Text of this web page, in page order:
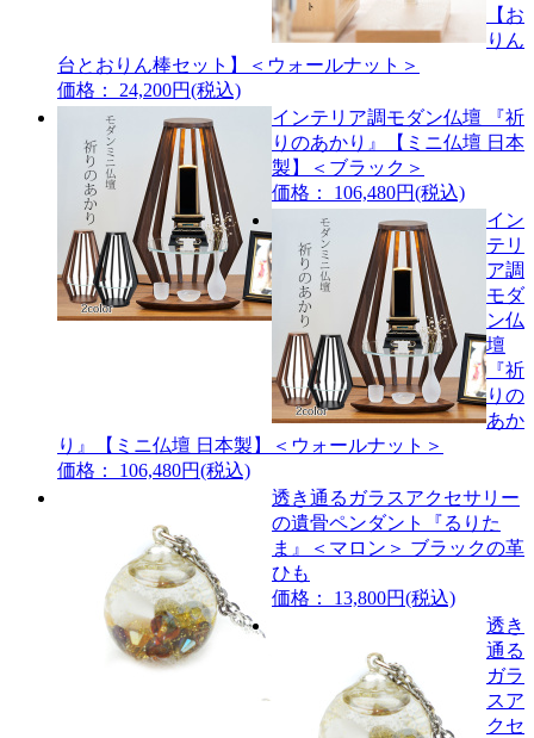
【お
りん
台とおりん棒セット】＜ウォールナット＞
価格： 24,200円(税込)
インテリア調モダン仏壇 『祈
りのあかり』【ミニ仏壇 日本
製】＜ブラック＞
価格： 106,480円(税込)
イン
テリ
ア調
モダ
ン仏
壇
『祈
りの
あか
り』【ミニ仏壇 日本製】＜ウォールナット＞
価格： 106,480円(税込)
透き通るガラスアクセサリー
の遺骨ペンダント『るりた
ま』＜マロン＞ ブラックの革
ひも
価格： 13,800円(税込)
透き
通る
ガラ
スア
クセ